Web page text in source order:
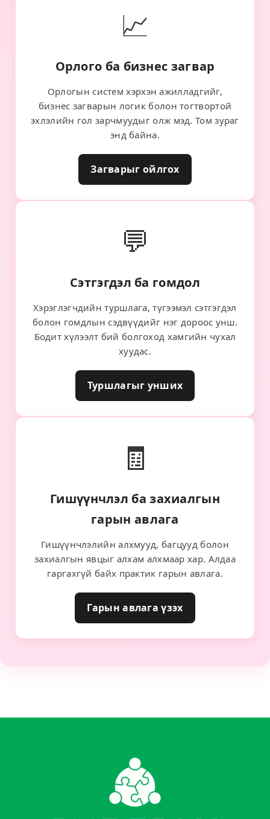
📈
Орлого ба бизнес загвар
Орлогын систем хэрхэн ажилладгийг,
бизнес загварын логик болон тогтвортой
эхлэлийн гол зарчмуудыг олж мэд. Том зураг
энд байна.
Загварыг ойлгох
💬
Сэтгэгдэл ба гомдол
Хэрэглэгчдийн туршлага, түгээмэл сэтгэгдэл
болон гомдлын сэдвүүдийг нэг дороос унш.
Бодит хүлээлт бий болгоход хамгийн чухал
хуудас.
Туршлагыг унших
🧾
Гишүүнчлэл ба захиалгын
гарын авлага
Гишүүнчлэлийн алхмууд, багцууд болон
захиалгын явцыг алхам алхмаар хар. Алдаа
гаргахгүй байх практик гарын авлага.
Гарын авлага үзэх